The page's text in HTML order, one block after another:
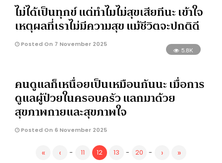
ไม่ได้เป็นทุกข์ แต่ทำไมไม่สุขเสียทีนะ เข้าใจ
เหตุผลที่เราไม่มีความสุข แม้ชีวิตจะปกติดี
Posted On 7 November 2025
5.8K
คนดูแลก็เหนื่อยเป็นเหมือนกันนะ เมื่อการ
ดูแลผู้ป่วยในครอบครัว แลกมาด้วย
สุขภาพกายและสุขภาพใจ
Posted On 6 November 2025
« ‹ - 11 12 13 - 20 - › »